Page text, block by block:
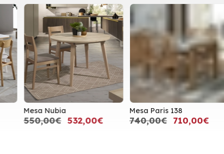
Mesa Nubia
550,00€ 532,00€
Mesa Paris 138
740,00€ 710,00€